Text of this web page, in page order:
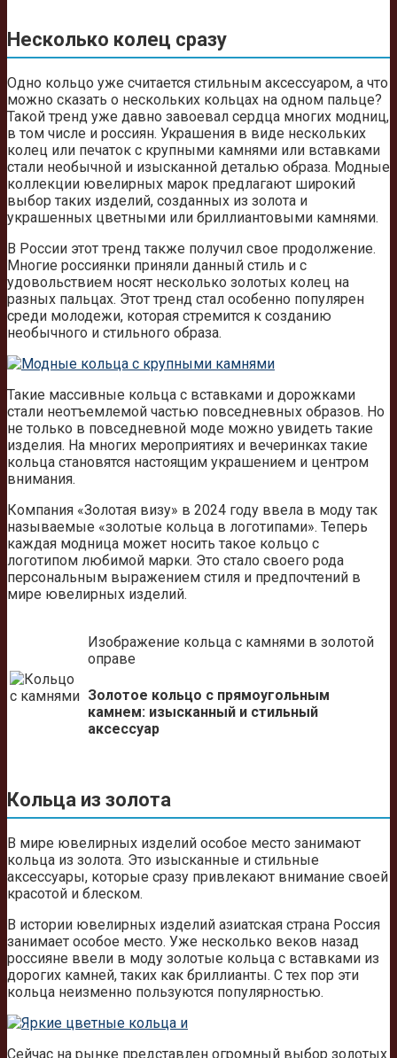
Несколько колец сразу
Одно кольцо уже считается стильным аксессуаром, а что
можно сказать о нескольких кольцах на одном пальце?
Такой тренд уже давно завоевал сердца многих модниц,
в том числе и россиян. Украшения в виде нескольких
колец или печаток с крупными камнями или вставками
стали необычной и изысканной деталью образа. Модные
коллекции ювелирных марок предлагают широкий
выбор таких изделий, созданных из золота и
украшенных цветными или бриллиантовыми камнями.
В России этот тренд также получил свое продолжение.
Многие россиянки приняли данный стиль и с
удовольствием носят несколько золотых колец на
разных пальцах. Этот тренд стал особенно популярен
среди молодежи, которая стремится к созданию
необычного и стильного образа.
Такие массивные кольца с вставками и дорожками
стали неотъемлемой частью повседневных образов. Но
не только в повседневной моде можно увидеть такие
изделия. На многих мероприятиях и вечеринках такие
кольца становятся настоящим украшением и центром
внимания.
Компания «Золотая визу» в 2024 году ввела в моду так
называемые «золотые кольца в логотипами». Теперь
каждая модница может носить такое кольцо с
логотипом любимой марки. Это стало своего рода
персональным выражением стиля и предпочтений в
мире ювелирных изделий.
Изображение кольца с камнями в золотой
оправе
Золотое кольцо с прямоугольным
камнем: изысканный и стильный
аксессуар
Кольца из золота
В мире ювелирных изделий особое место занимают
кольца из золота. Это изысканные и стильные
аксессуары, которые сразу привлекают внимание своей
красотой и блеском.
В истории ювелирных изделий азиатская страна Россия
занимает особое место. Уже несколько веков назад
россияне ввели в моду золотые кольца с вставками из
дорогих камней, таких как бриллианты. С тех пор эти
кольца неизменно пользуются популярностью.
Сейчас на рынке представлен огромный выбор золотых